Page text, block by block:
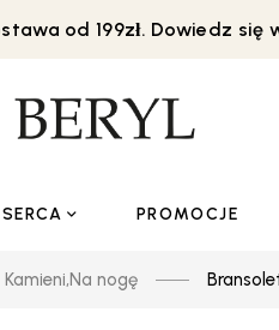
od 199zł. Dowiedz się
PROMOCJE
,Na nogę